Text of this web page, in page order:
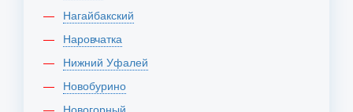
Нагайбакский
Наровчатка
Нижний Уфалей
Новобурино
Новогорный